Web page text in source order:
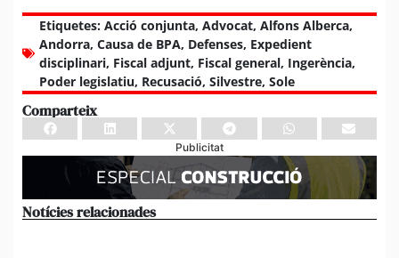
Etiquetes: Acció conjunta, Advocat, Alfons Alberca,
Andorra, Causa de BPA, Defenses, Expedient
disciplinari, Fiscal adjunt, Fiscal general, Ingerència,
Poder legislatiu, Recusació, Silvestre, Sole
Comparteix
Publicitat
Notícies relacionades